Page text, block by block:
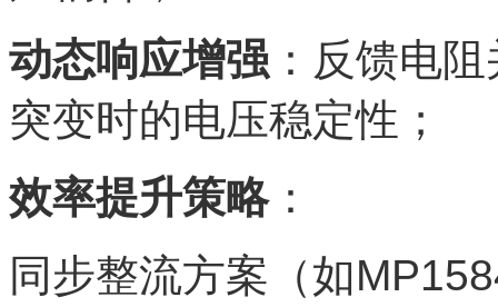
动态响应增强 ：反馈电
突变时的电压稳定性；
效率提升策略：
同步整流方案（如